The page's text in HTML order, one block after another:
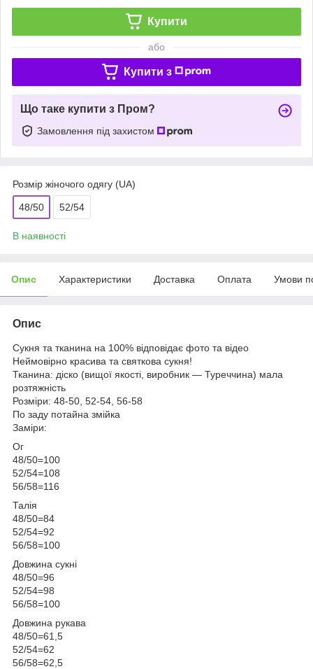
Купити
або
Купити з
Що таке купити з Пром?
Замовлення під захистом
Розмір жіночого одягу (UA)
48/50 52/54
В наявності
Опис Характеристики Доставка Оплата Умови
Опис
Сукня та тканина на 100% відповідає фото та відео
Неймовірно красива та святкова сукня!
Тканина: діско (вищої якості, виробник — Туреччина) мала
розтяжність
Розміри: 48-50, 52-54, 56-58
По заду потайна змійка
Заміри:
Ог
48/50=100
52/54=108
56/58=116
Талія
48/50=84
52/54=92
56/58=100
Довжина сукні
48/50=96
52/54=98
56/58=100
Довжина рукава
48/50=61,5
52/54=62
56/58=62,5